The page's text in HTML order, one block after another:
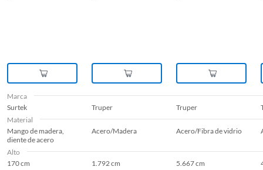
Marca
Surtek
Truper Truper
Material
Mango de madera,
diente de acero
Acero/Madera Acero/Fibra de vidrio
Alto
170 cm
1.792 cm 5.667 cm